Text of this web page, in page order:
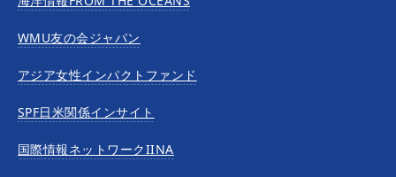
WMU友の会ジャパン
アジア女性インパクトファンド
SPF日米関係インサイト
国際情報ネットワークIINA